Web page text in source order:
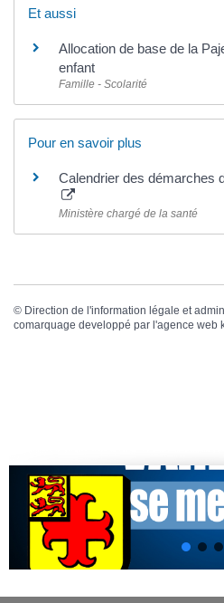
Et aussi
Allocation de base de la
enfant
Famille - Scolarité
Pour en savoir plus
Calendrier des démarches
Ministère chargé de la santé
© Direction de l'information légale et
comarquage developpé par l'agence web